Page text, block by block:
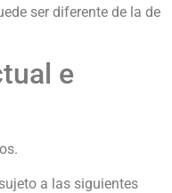
ser diferente de la de
e
a las siguientes